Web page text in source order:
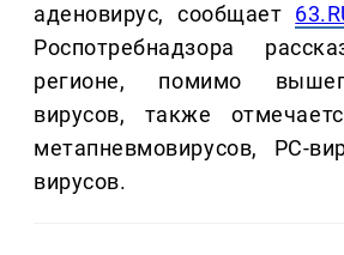
аденовирус, сообщает
Роспотребнадзора
регионе, помимо
вирусов, также
метапневмовирусов, РС-
вирусов.